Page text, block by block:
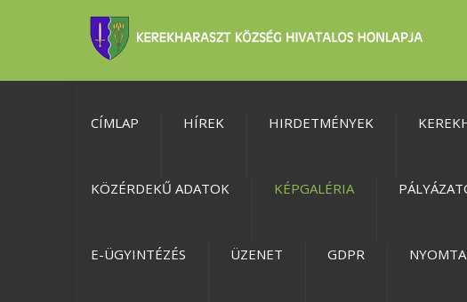
CÍMLAP HÍREK HIRDETMÉNYEK
KÖZÉRDEKŰ ADATOK KÉPGALÉRIA
E-ÜGYINTÉZÉS ÜZENET GDPR